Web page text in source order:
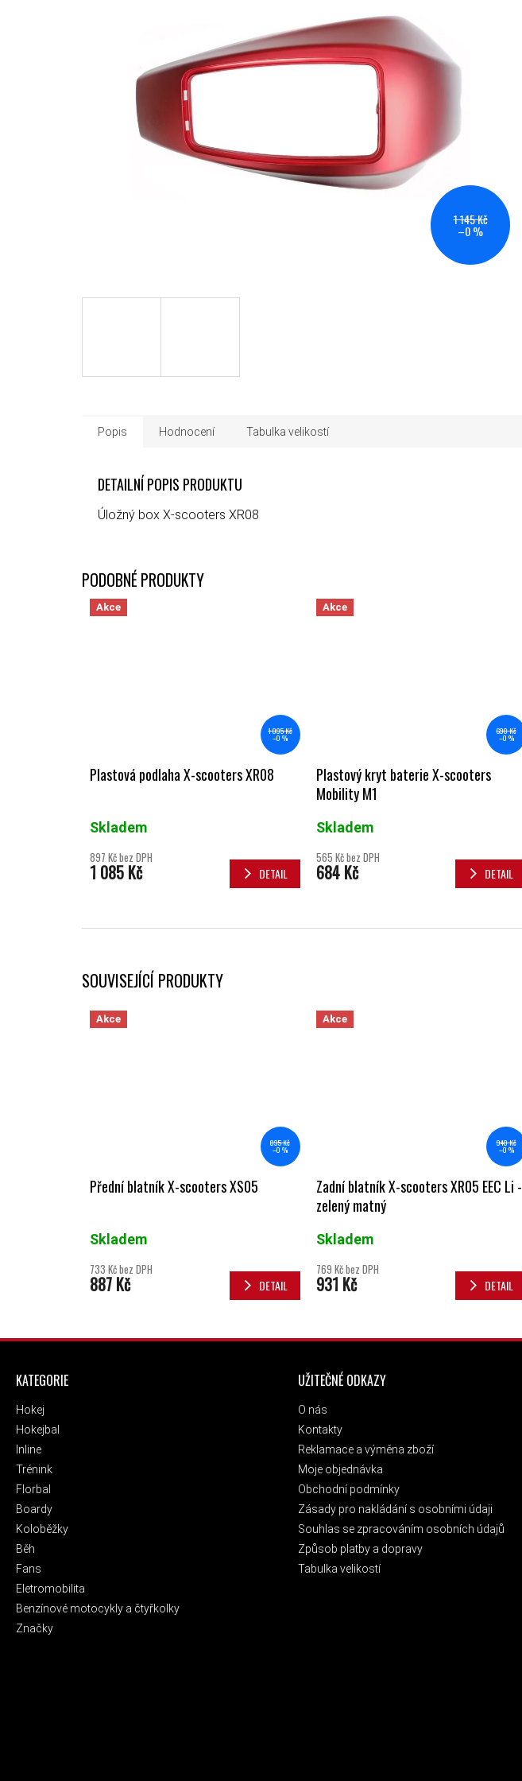
1 145 Kč
–0 %
SOUVISEJÍCÍ PRODUKTY
Akce
895 Kč
–0 %
Přední blatník X-scooters XS05
Skladem
733 Kč bez DPH
887 Kč DETAIL
Akce
940 Kč
–0 %
Zadní blatník X-scooters XR05 EEC Li -
zelený matný
Skladem
769 Kč bez DPH
931 Kč DETAIL
Popis Hodnocení Tabulka velikostí
DETAILNÍ POPIS PRODUKTU
Úložný box X-scooters XR08
Akce
1 095 Kč
–0 %
Plastová podlaha X-scooters XR08
Skladem
897 Kč bez DPH
1 085 Kč DETAIL
Akce
690 Kč
–0 %
Plastový kryt baterie X-scooters
Mobility M1
Skladem
565 Kč bez DPH
684 Kč DETAIL
ZÁPATÍ
KATEGORIE
Hokej
Hokejbal
Inline
Trénink
Florbal
Boardy
Koloběžky
Běh
Fans
Eletromobilita
Benzínové motocykly a čtyřkolky
Značky
UŽITEČNÉ ODKAZY
O nás
Kontakty
Reklamace a výměna zboží
Moje objednávka
Obchodní podmínky
Zásady pro nakládání s osobními údaji
Souhlas se zpracováním osobních údajů
Způsob platby a dopravy
Tabulka velikostí